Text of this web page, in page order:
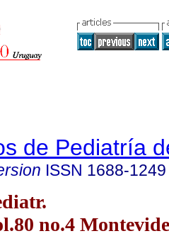
de Pediatría
ISSN 1688-1249
no.4